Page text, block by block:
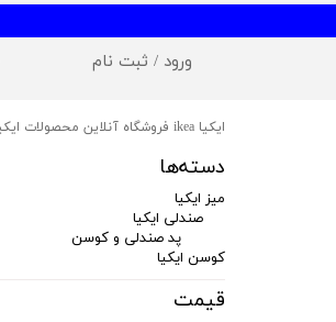
ورود / ثبت نام
تغییر گذر واژه
سفارشات
خروج از حساب کاربری
ایکیا ikea فروشگاه آنلاین محصولات ایکیا (ikea ) و انواع برندها شامل میز و صندلی ایکیا،ظروف آشپزخانه ایکیا،دکوراسیون ایکیا،روشنایی ایکیا،لوازم کودک ایکیا،لوازم سرویس بهداشتی و حمام ایکیا ،کالای خواب آیکیاو ... ارسال به سراسر ایران
دسته‌ها
میز ایکیا
صندلی ایکیا
پد صندلی و کوسن
کوسن ایکیا
قیمت